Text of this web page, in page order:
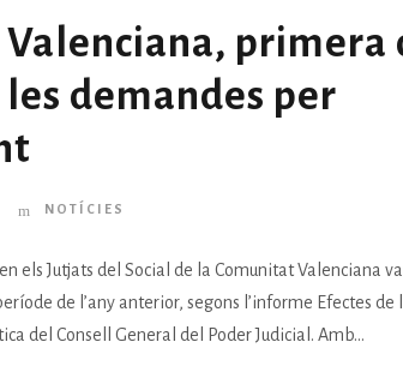
primera
les demandes per
NOTÍCIES
els Jutjats del Social de la Comunitat Valenciana
de l’any anterior, segons l’informe Efectes de
del Consell General del Poder Judicial. Amb...